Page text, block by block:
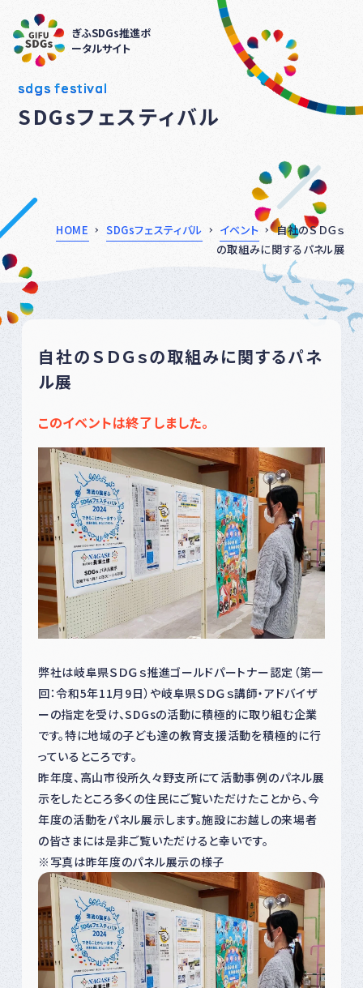
ぎふSDGs推進ポ
ータルサイト
sdgs festival
SDGsフェスティバル
HOME SDGsフェスティバル イベント
自社のＳＤＧｓ
の取組みに関するパネル展
自社のＳＤＧｓの取組みに関するパネ
ル展
このイベントは終了しました。
弊社は岐阜県ＳＤＧｓ推進ゴールドパートナー認定（第一
回：令和5年11月9日）や岐阜県ＳＤＧｓ講師・アドバイザ
ーの指定を受け、SDGsの活動に積極的に取り組む企業
です。特に地域の子ども達の教育支援活動を積極的に行
っているところです。
昨年度、高山市役所久々野支所にて活動事例のパネル展
示をしたところ多くの住民にご覧いただけたことから、今
年度の活動をパネル展示します。施設にお越しの来場者
の皆さまには是非ご覧いただけると幸いです。
※写真は昨年度のパネル展示の様子